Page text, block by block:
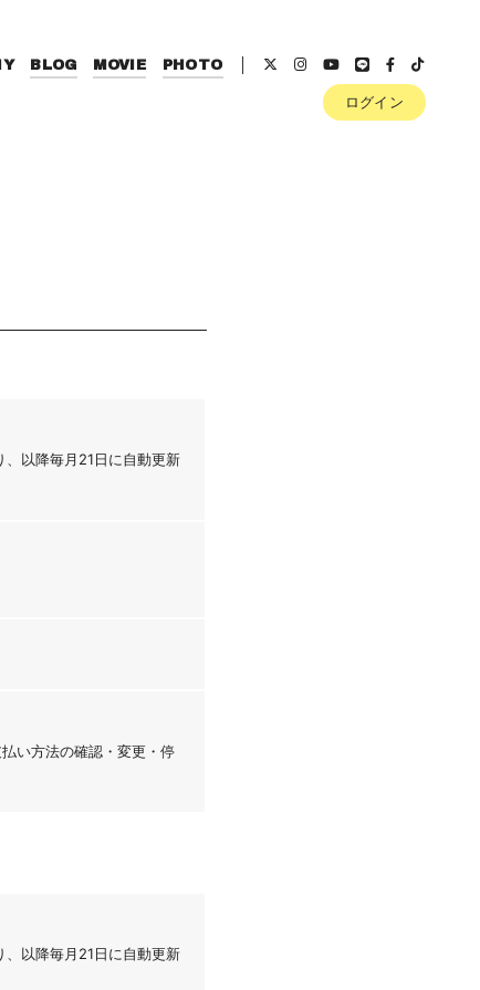
BLOG MOVIE PHOTO
ログイン
以降毎月21日に自動更新
い方法の確認・変更・停
以降毎月21日に自動更新